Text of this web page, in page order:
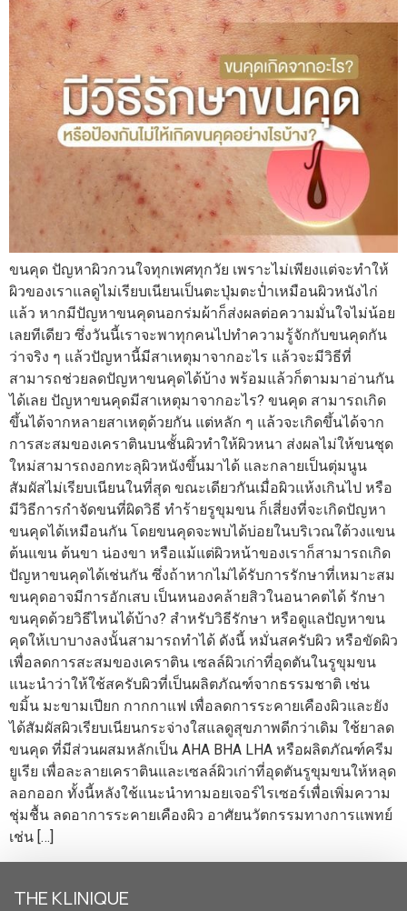
ขนคุด ปัญหาผิวกวนใจทุกเพศทุกวัย เพราะไม่เพียงแต่จะทำให้
ผิวของเราแลดูไม่เรียบเนียนเป็นตะปุ่มตะป่ำเหมือนผิวหนังไก่
แล้ว หากมีปัญหาขนคุดนอกร่มผ้าก็ส่งผลต่อความมั่นใจไม่น้อย
เลยทีเดียว ซึ่งวันนี้เราจะพาทุกคนไปทำความรู้จักกับขนคุดกัน
ว่าจริง ๆ แล้วปัญหานี้มีสาเหตุมาจากอะไร แล้วจะมีวิธีที่
สามารถช่วยลดปัญหาขนคุดได้บ้าง พร้อมแล้วก็ตามมาอ่านกัน
ได้เลย ปัญหาขนคุดมีสาเหตุมาจากอะไร? ขนคุด สามารถเกิด
ขึ้นได้จากหลายสาเหตุด้วยกัน แต่หลัก ๆ แล้วจะเกิดขึ้นได้จาก
การสะสมของเคราตินบนชั้นผิวทำให้ผิวหนา ส่งผลไม่ให้ขนชุด
ใหม่สามารถงอกทะลุผิวหนังขึ้นมาได้ และกลายเป็นตุ่มนูน
สัมผัสไม่เรียบเนียนในที่สุด ขณะเดียวกันเมื่อผิวแห้งเกินไป หรือ
มีวิธีการกำจัดขนที่ผิดวิธี ทำร้ายรูขุมขน ก็เสี่ยงที่จะเกิดปัญหา
ขนคุดได้เหมือนกัน โดยขนคุดจะพบได้บ่อยในบริเวณใต้วงแขน
ต้นแขน ต้นขา น่องขา หรือแม้แต่ผิวหน้าของเราก็สามารถเกิด
ปัญหาขนคุดได้เช่นกัน ซึ่งถ้าหากไม่ได้รับการรักษาที่เหมาะสม
ขนคุดอาจมีการอักเสบ เป็นหนองคล้ายสิวในอนาคตได้ รักษา
ขนคุดด้วยวิธีไหนได้บ้าง? สำหรับวิธีรักษา หรือดูแลปัญหาขน
คุดให้เบาบางลงนั้นสามารถทำได้ ดังนี้ หมั่นสครับผิว หรือขัดผิว
เพื่อลดการสะสมของเคราติน เซลล์ผิวเก่าที่อุดตันในรูขุมขน
แนะนำว่าให้ใช้สครับผิวที่เป็นผลิตภัณฑ์จากธรรมชาติ เช่น
ขมิ้น มะขามเปียก กากกาแฟ เพื่อลดการระคายเคืองผิวและยัง
ได้สัมผัสผิวเรียบเนียนกระจ่างใสแลดูสุขภาพดีกว่าเดิม ใช้ยาลด
ขนคุด ที่มีส่วนผสมหลักเป็น AHA BHA LHA หรือผลิตภัณฑ์ครีม
ยูเรีย เพื่อละลายเคราตินและเซลล์ผิวเก่าที่อุดตันรูขุมขนให้หลุด
ลอกออก ทั้งนี้หลังใช้แนะนำทามอยเจอร์ไรเซอร์เพื่อเพิ่มความ
ชุ่มชื้น ลดอาการระคายเคืองผิว อาศัยนวัตกรรมทางการแพทย์
เช่น […]
THE KLINIQUE